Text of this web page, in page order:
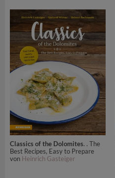
Classics of the Dolomites. . The
Best Recipes, Easy to Prepare
von Heinrich Gasteiger